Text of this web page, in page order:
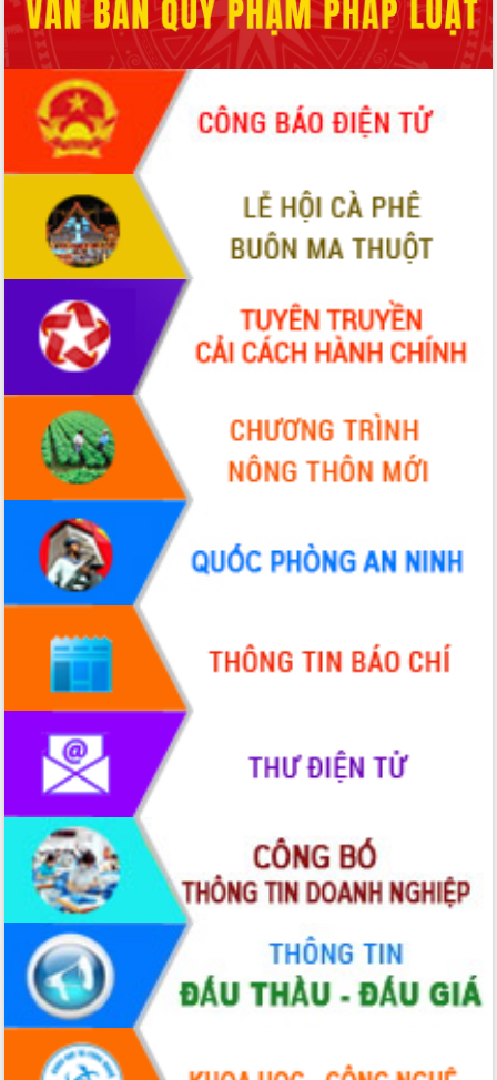
Đắk Lắk công bố Quy hoạch và xúc
tiến đầu tư tỉnh
Ngành cá ngừ Đắk Lắk chủ động thích
ứng để giữ vững thị trường xuất khẩu
Diễn đàn Kinh tế tư nhân Việt Nam đột
phá cơ chế - Hợp tác công tư
Đề án 06 tạo bước ngoặt đột phá trong
cải cách hành chính tỉnh Đắk Lắk
Kết nối tour, đẩy mạnh chuyển đổi số
để phát triển du lịch Đắk Lắk
Khởi động Dự án Đầu tư xây dựng hạ
tầng kỹ thuật Cụm công nghiệp Tân
Tiến
Gặp mặt các cơ quan báo chí nhân Kỷ
niệm 101 năm Ngày Báo chí Cách
mạng Việt Nam
Đắk Lắk sơ kết 4 năm triển khai thực
hiện Đề án 06 của Chính phủ
Họp báo thông tin về Hội nghị Công bố
Quy hoạch và Xúc tiến đầu tư tỉnh Đắk
Khơi thông điểm nghẽn, đẩy nhanh
giải ngân vốn khắc phục thiên tai
HĐND tỉnh thông qua điều chỉnh Quy
hoạch tỉnh thời kỳ 2021-2030
Hội thảo góp ý hồ sơ điều chỉnh quy
hoạch tỉnh Đắk Lắk thời kỳ 2021-2030,
tầm nhìn đến năm 2050
Nâng cao hiệu quả hoạt động của các
doanh nghiệp nhà nước
Hội nghị triển khai kết nối mạng
truyền số liệu chuyên dùng phục vụ cơ
quan Đảng, Nhà nước
Lễ phát động chuỗi hoạt động chung
tay làm sạch môi trường
Xã Ea Kar bước chuyển mình trong
công tác cải cách hành chính mô hình
mới
UBND tỉnh họp báo định kỳ tháng 4
năm 2026
Hội thảo khoa học “Giải pháp thúc đẩy
phát triển nền kinh tế xanh tại tỉnh
Đắk Lắk”